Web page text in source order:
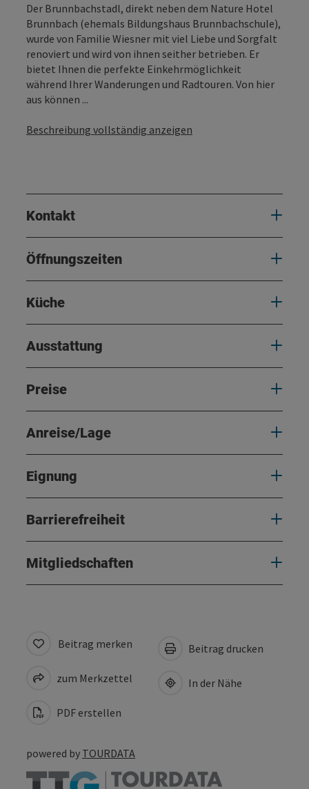
Der Brunnbachstadl, direkt neben dem Nature Hotel
Brunnbach (ehemals Bildungshaus Brunnbachschule),
wurde von Familie Wiesner mit viel Liebe und Sorgfalt
renoviert und wird von ihnen seither betrieben. Er
bietet Ihnen die perfekte Einkehrmöglichkeit
während Ihrer Wanderungen und Radtouren. Von hier
aus können ...
Beschreibung vollständig anzeigen
Kontakt
Öffnungszeiten
Küche
Ausstattung
Preise
Anreise/Lage
Eignung
Barrierefreiheit
Mitgliedschaften
Beitrag merken
zum Merkzettel
PDF erstellen
Beitrag drucken
In der Nähe
powered by TOURDATA